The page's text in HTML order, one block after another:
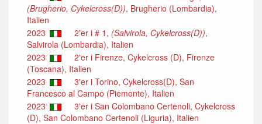
(Brugherio, Cykelcross(D)), Brugherio (Lombardia),
Italien
2023
2'er i # 1, (Salvirola, Cykelcross(D)),
Salvirola (Lombardia), Italien
2023
2'er i Firenze, Cykelcross (D), Firenze
(Toscana), Italien
2023
3'er i Torino, Cykelcross(D), San
Francesco al Campo (Piemonte), Italien
2023
3'er i San Colombano Certenoli, Cykelcross
(D), San Colombano Certenoli (Liguria), Italien